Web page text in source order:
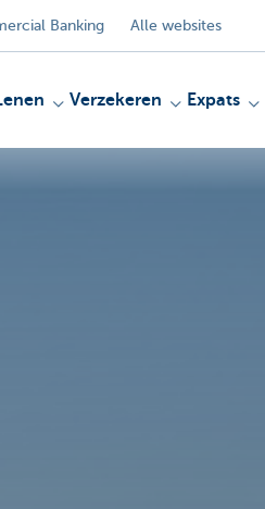
Banking Alle websites
Verzekeren Expats